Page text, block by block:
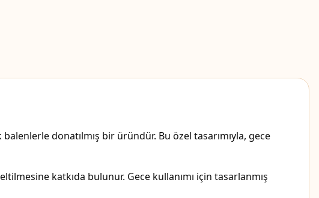
donatılmış bir üründür. Bu özel tasarımıyla, gece
katkıda bulunur. Gece kullanımı için tasarlanmış